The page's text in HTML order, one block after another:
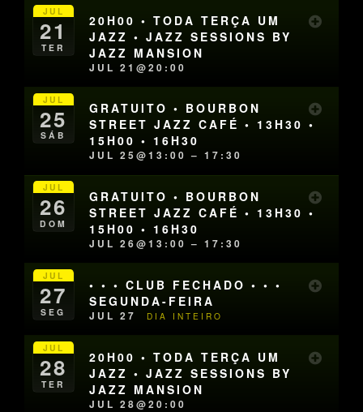
JUL
21
TER
20H00 • TODA TERÇA UM
JAZZ • JAZZ SESSIONS BY
JAZZ MANSION
JUL 21@20:00
JUL
25
SÁB
GRATUITO • BOURBON
STREET JAZZ CAFÉ • 13H30 •
15H00 • 16H30
JUL 25@13:00 – 17:30
JUL
26
DOM
GRATUITO • BOURBON
STREET JAZZ CAFÉ • 13H30 •
15H00 • 16H30
JUL 26@13:00 – 17:30
JUL
27
SEG
• • • CLUB FECHADO • • •
SEGUNDA-FEIRA
JUL 27 DIA INTEIRO
JUL
28
TER
20H00 • TODA TERÇA UM
JAZZ • JAZZ SESSIONS BY
JAZZ MANSION
JUL 28@20:00